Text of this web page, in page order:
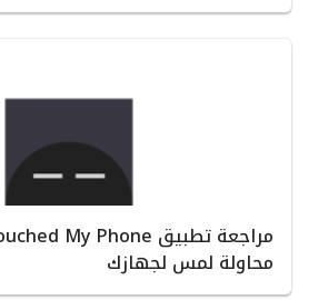
محاولة لمس لجهازك